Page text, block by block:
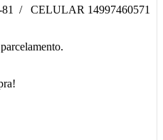
81 / CELULAR 14997460571